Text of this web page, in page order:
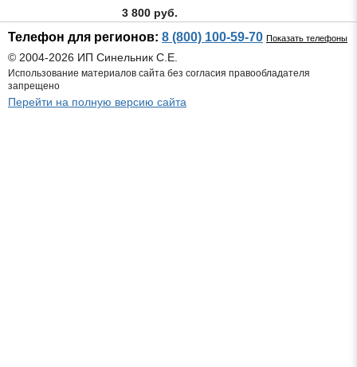
3 800 руб.
Телефон для регионов: 8 (800) 100-59-70 Показать телефоны
© 2004-2026 ИП Синельник С.Е.
Использование материалов сайта без согласия правообладателя
запрещено
Перейти на полную версию сайта